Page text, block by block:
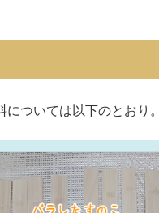
については以下のとおり。